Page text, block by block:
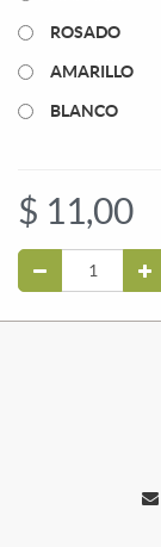
ROSADO
AMARILLO
BLANCO
$ 11,00